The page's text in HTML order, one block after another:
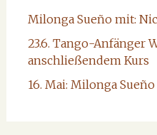
Milonga Sueño mit:
23.6. Tango-Anfänger
anschließendem Kurs
16. Mai: Milonga